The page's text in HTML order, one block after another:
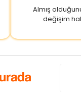
Almış
değişim